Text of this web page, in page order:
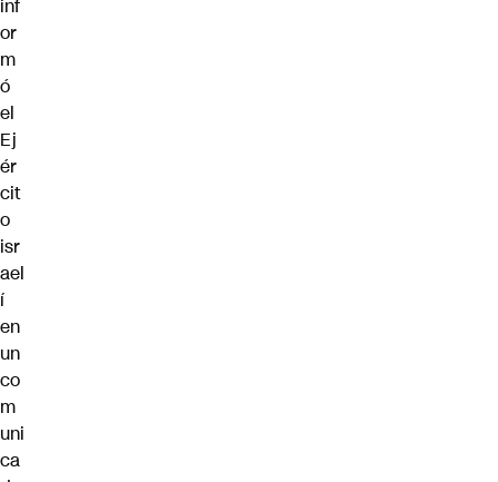
inf
or
m
ó
el
Ej
ér
cit
o
isr
ael
í
en
un
co
m
uni
ca